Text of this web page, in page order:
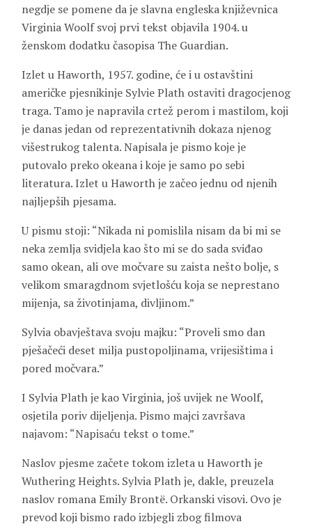
negdje se pomene da je slavna engleska književnica
Virginia Woolf svoj prvi tekst objavila 1904. u
ženskom dodatku časopisa The Guardian.
Izlet u Haworth, 1957. godine, će i u ostavštini
američke pjesnikinje Sylvie Plath ostaviti dragocjenog
traga. Tamo je napravila crtež perom i mastilom, koji
je danas jedan od reprezentativnih dokaza njenog
višestrukog talenta. Napisala je pismo koje je
putovalo preko okeana i koje je samo po sebi
literatura. Izlet u Haworth je začeo jednu od njenih
najljepših pjesama.
U pismu stoji: “Nikada ni pomislila nisam da bi mi se
neka zemlja svidjela kao što mi se do sada sviđao
samo okean, ali ove močvare su zaista nešto bolje, s
velikom smaragdnom svjetlošću koja se neprestano
mijenja, sa životinjama, divljinom.”
Sylvia obavještava svoju majku: “Proveli smo dan
pješačeći deset milja pustopoljinama, vrijesištima i
pored močvara.”
I Sylvia Plath je kao Virginia, još uvijek ne Woolf,
osjetila poriv dijeljenja. Pismo majci završava
najavom: “Napisaću tekst o tome.”
Naslov pjesme začete tokom izleta u Haworth je
Wuthering Heights. Sylvia Plath je, dakle, preuzela
naslov romana Emily Brontë. Orkanski visovi. Ovo je
prevod koji bismo rado izbjegli zbog filmova